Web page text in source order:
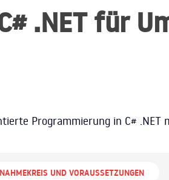
.NET für
Programmierung in C#
UND VORAUSSETZUNGEN